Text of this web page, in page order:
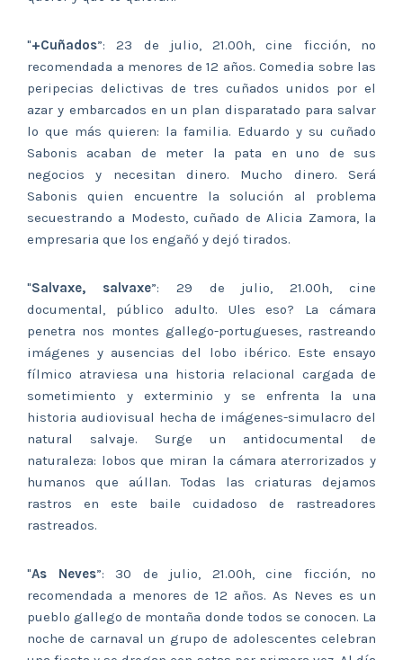
"+Cuñados”: 23 de julio, 21.00h, cine ficción, no
recomendada a menores de 12 años. Comedia sobre las
peripecias delictivas de tres cuñados unidos por el
azar y embarcados en un plan disparatado para salvar
lo que más quieren: la familia. Eduardo y su cuñado
Sabonis acaban de meter la pata en uno de sus
negocios y necesitan dinero. Mucho dinero. Será
Sabonis quien encuentre la solución al problema
secuestrando a Modesto, cuñado de Alicia Zamora, la
empresaria que los engañó y dejó tirados.
"Salvaxe, salvaxe”: 29 de julio, 21.00h, cine
documental, público adulto. Ules eso? La cámara
penetra nos montes gallego-portugueses, rastreando
imágenes y ausencias del lobo ibérico. Este ensayo
fílmico atraviesa una historia relacional cargada de
sometimiento y exterminio y se enfrenta la una
historia audiovisual hecha de imágenes-simulacro del
natural salvaje. Surge un antidocumental de
naturaleza: lobos que miran la cámara aterrorizados y
humanos que aúllan. Todas las criaturas dejamos
rastros en este baile cuidadoso de rastreadores
rastreados.
"As Neves”: 30 de julio, 21.00h, cine ficción, no
recomendada a menores de 12 años. As Neves es un
pueblo gallego de montaña donde todos se conocen. La
noche de carnaval un grupo de adolescentes celebran